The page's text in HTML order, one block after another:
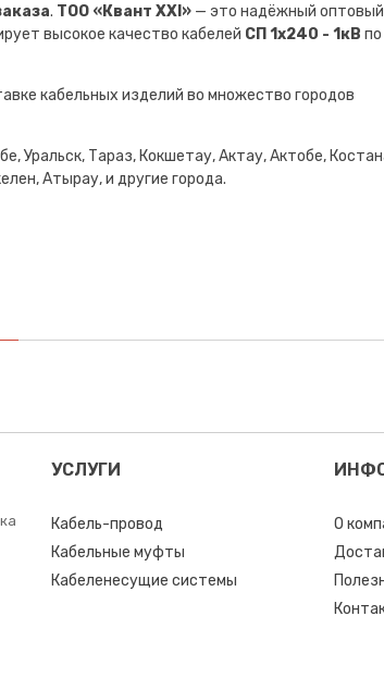
. ТОО «Квант XXI» — это надёжный оптовый
высокое качество кабелей СП 1х240 - 1кВ
кабельных изделий во множество городов
Уральск, Тараз, Кокшетау, Актау, Актобе,
Атырау, и другие города.
УСЛУГИ
Кабель-провод
Кабельные муфты
Кабеленесущие системы
О